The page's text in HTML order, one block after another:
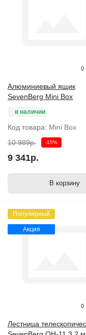
0
Алюминиевый ящик
SevenBerg Mini Box
в наличии
Код товара: Mini Box
10 989р.
-15%
9 341р.
В корзину
Популярный
Акция
0
Лестница